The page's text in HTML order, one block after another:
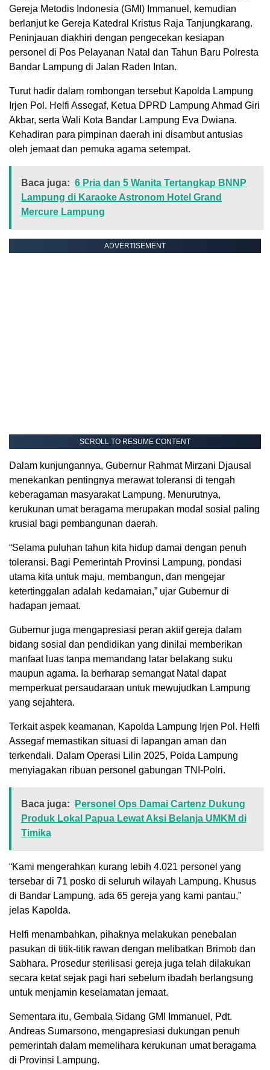
Gereja Metodis Indonesia (GMI) Immanuel, kemudian
berlanjut ke Gereja Katedral Kristus Raja Tanjungkarang.
Peninjauan diakhiri dengan pengecekan kesiapan
personel di Pos Pelayanan Natal dan Tahun Baru Polresta
Bandar Lampung di Jalan Raden Intan.
​Turut hadir dalam rombongan tersebut Kapolda Lampung
Irjen Pol. Helfi Assegaf, Ketua DPRD Lampung Ahmad Giri
Akbar, serta Wali Kota Bandar Lampung Eva Dwiana.
Kehadiran para pimpinan daerah ini disambut antusias
oleh jemaat dan pemuka agama setempat.
Baca juga: 6 Pria dan 5 Wanita Tertangkap BNNP
Lampung di Karaoke Astronom Hotel Grand
Mercure Lampung
ADVERTISEMENT
SCROLL TO RESUME CONTENT
Dalam kunjungannya, Gubernur Rahmat Mirzani Djausal
menekankan pentingnya merawat toleransi di tengah
keberagaman masyarakat Lampung. Menurutnya,
kerukunan umat beragama merupakan modal sosial paling
krusial bagi pembangunan daerah.
“Selama puluhan tahun kita hidup damai dengan penuh
toleransi. Bagi Pemerintah Provinsi Lampung, pondasi
utama kita untuk maju, membangun, dan mengejar
ketertinggalan adalah kedamaian,” ujar Gubernur di
hadapan jemaat.
Gubernur juga mengapresiasi peran aktif gereja dalam
bidang sosial dan pendidikan yang dinilai memberikan
manfaat luas tanpa memandang latar belakang suku
maupun agama. Ia berharap semangat Natal dapat
memperkuat persaudaraan untuk mewujudkan Lampung
yang sejahtera.
Terkait aspek keamanan, Kapolda Lampung Irjen Pol. Helfi
Assegaf memastikan situasi di lapangan aman dan
terkendali. Dalam Operasi Lilin 2025, Polda Lampung
menyiagakan ribuan personel gabungan TNI-Polri.
Baca juga:
Personel Ops Damai Cartenz Dukung
Produk Lokal Papua Lewat Aksi Belanja UMKM di
Timika
“Kami mengerahkan kurang lebih 4.021 personel yang
tersebar di 71 posko di seluruh wilayah Lampung. Khusus
di Bandar Lampung, ada 65 gereja yang kami pantau,”
jelas Kapolda.
Helfi menambahkan, pihaknya melakukan penebalan
pasukan di titik-titik rawan dengan melibatkan Brimob dan
Sabhara. Prosedur sterilisasi gereja juga telah dilakukan
secara ketat sejak pagi hari sebelum ibadah berlangsung
untuk menjamin keselamatan jemaat.
Sementara itu, Gembala Sidang GMI Immanuel, Pdt.
Andreas Sumarsono, mengapresiasi dukungan penuh
pemerintah dalam memelihara kerukunan umat beragama
di Provinsi Lampung.